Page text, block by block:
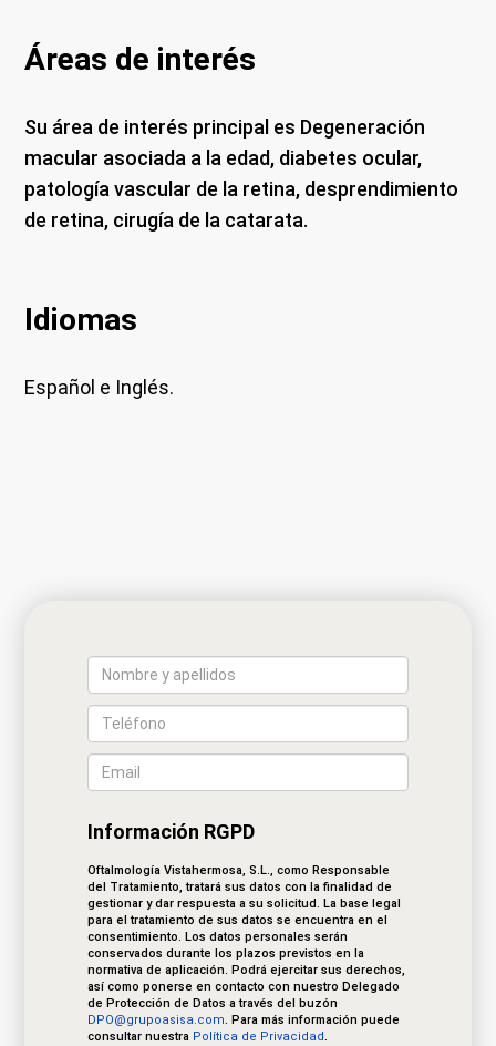
Áreas de interés
Su área de interés principal es Degeneración
macular asociada a la edad, diabetes ocular,
patología vascular de la retina, desprendimiento
de retina, cirugía de la catarata.
Idiomas
Español e Inglés.
Información RGPD
Oftalmología Vistahermosa, S.L., como Responsable
del Tratamiento, tratará sus datos con la finalidad de
gestionar y dar respuesta a su solicitud. La base legal
para el tratamiento de sus datos se encuentra en el
consentimiento. Los datos personales serán
conservados durante los plazos previstos en la
normativa de aplicación. Podrá ejercitar sus derechos,
así como ponerse en contacto con nuestro Delegado
de Protección de Datos a través del buzón
DPO@grupoasisa.com. Para más información puede
consultar nuestra Política de Privacidad.